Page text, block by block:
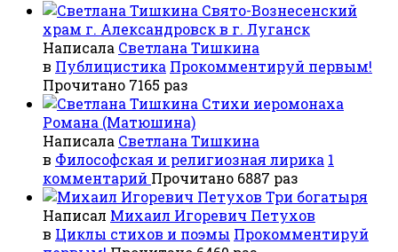
Свято-Вознесенский
храм г. Александровск в г. Луганск
Написала Светлана Тишкина
в Публицистика Прокомментируй первым!
Прочитано 7165 раз
Стихи иеромонаха
Романа (Матюшина)
Написала Светлана Тишкина
в Философская и религиозная лирика 1
комментарий Прочитано 6887 раз
Три богатыря
Написал Михаил Игоревич Петухов
в Циклы стихов и поэмы Прокомментируй